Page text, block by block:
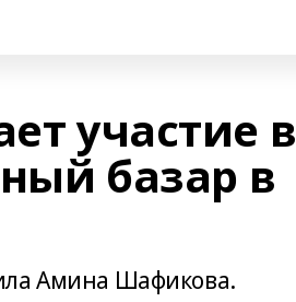
участие в
базар в
Амина Шафикова.